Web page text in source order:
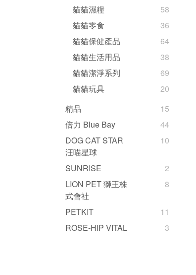
貓貓濕糧
58
貓貓零食
36
貓貓保健產品
64
貓貓生活用品
38
貓貓潔淨系列
69
貓貓玩具
20
精品
15
倍力 Blue Bay
44
DOG CAT STAR
汪喵星球
10
SUNRISE
2
LION PET 獅王株
式會社
8
PETKIT
11
ROSE-HIP VITAL
3